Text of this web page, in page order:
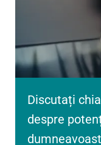
Discutați
despre